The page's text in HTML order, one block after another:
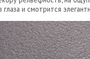
и смотрится